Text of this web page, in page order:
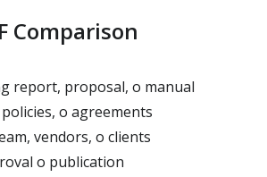
Comparison
report, proposal, o manual
o agreements
vendors, o clients
o publication